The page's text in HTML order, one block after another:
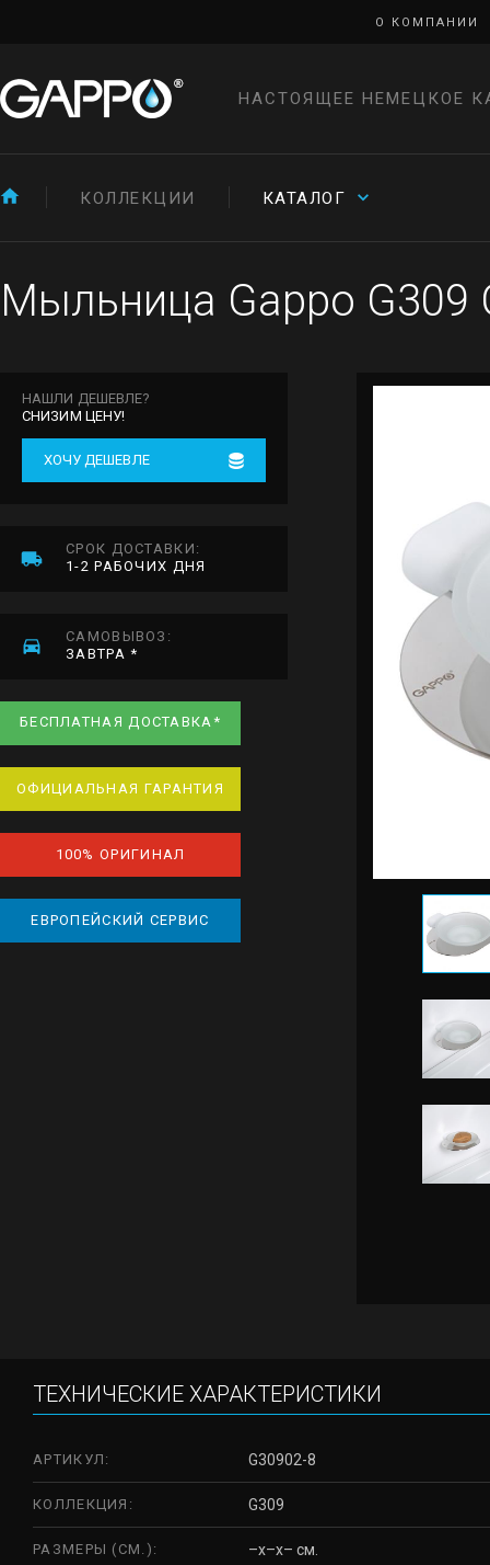
О КОМПАНИИ
НАСТОЯЩЕЕ НЕМЕЦКОЕ
КОЛЛЕКЦИИ КАТАЛОГ
Мыльница Gappo G309
НАШЛИ ДЕШЕВЛЕ?
СНИЗИМ ЦЕНУ!
ХОЧУ ДЕШЕВЛЕ
СРОК ДОСТАВКИ:
1-2 РАБОЧИХ ДНЯ
САМОВЫВОЗ:
ЗАВТРА *
БЕСПЛАТНАЯ ДОСТАВКА*
ОФИЦИАЛЬНАЯ ГАРАНТИЯ
100% ОРИГИНАЛ
ЕВРОПЕЙСКИЙ СЕРВИС
ТЕХНИЧЕСКИЕ ХАРАКТЕРИСТИКИ
АРТИКУЛ: G30902-8
КОЛЛЕКЦИЯ: G309
РАЗМЕРЫ (СМ.): –x–x– см.